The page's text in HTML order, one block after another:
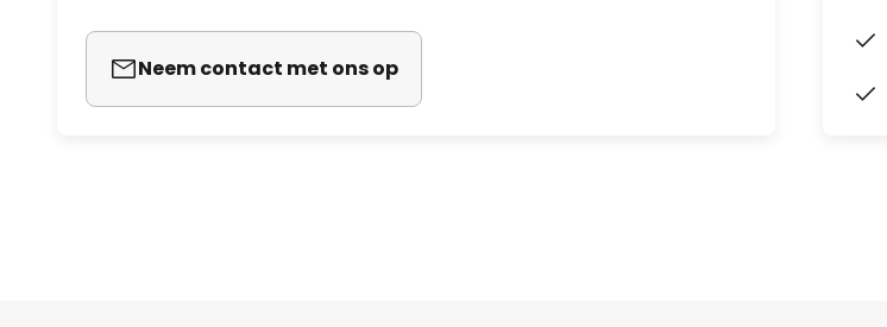
Neem contact met ons op